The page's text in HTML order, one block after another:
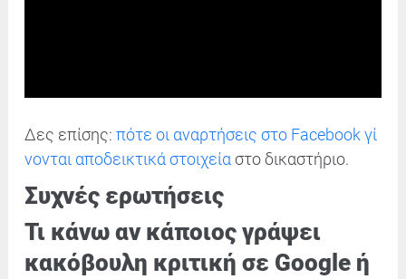
Δες επίσης: πότε οι αναρτήσεις στο Facebook γί
νονται αποδεικτικά στοιχεία στο δικαστήριο.
Συχνές ερωτήσεις
Τι κάνω αν κάποιος γράψει
κακόβουλη κριτική σε Google ή